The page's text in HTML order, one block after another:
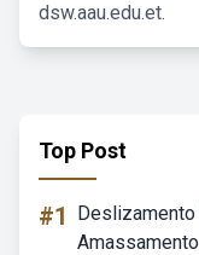
dsw.aau.edu.et.
Top Post
#1